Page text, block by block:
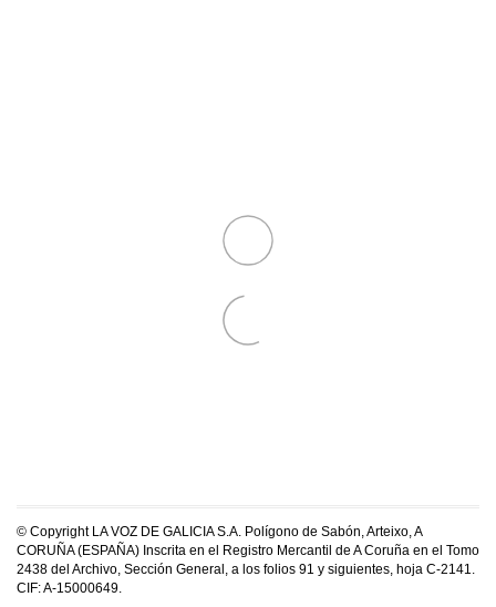
© Copyright LA VOZ DE GALICIA S.A. Polígono de Sabón, Arteixo, A
CORUÑA (ESPAÑA) Inscrita en el Registro Mercantil de A Coruña en el Tomo
2438 del Archivo, Sección General, a los folios 91 y siguientes, hoja C-2141.
CIF: A-15000649.